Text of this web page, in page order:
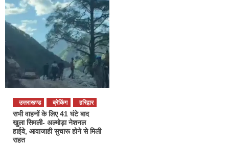
उत्तराखण्ड ब्रेकिंग हरिद्वार
सभी वाहनों के लिए 41 घंटे बाद
खुला सिमली- अल्मोड़ा नेशनल
हाईवे, आवाजाही सुचारू होने से मिली
राहत